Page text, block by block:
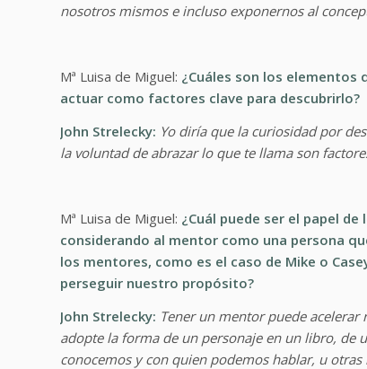
nosotros mismos e incluso exponernos al
Mª Luisa de Miguel: ¿Cuáles son los
actuar como factores clave para descubrirlo?
John Strelecky: Yo diría que la curiosidad por
la voluntad de abrazar lo que te llama son
Mª Luisa de Miguel: ¿Cuál puede ser el papel
considerando al mentor como una persona
los mentores, como es el caso de Mike o
perseguir nuestro propósito?
John Strelecky: Tener un mentor puede
adopte la forma de un personaje en un libro, de
conocemos y con quien podemos hablar, u